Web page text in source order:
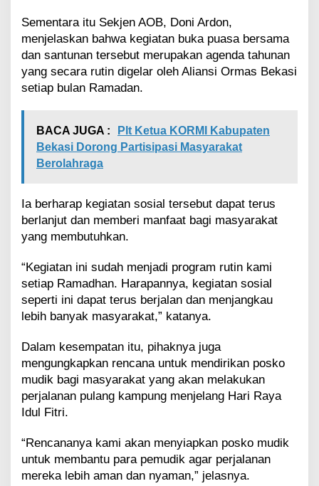
Sementara itu Sekjen AOB, Doni Ardon,
menjelaskan bahwa kegiatan buka puasa bersama
dan santunan tersebut merupakan agenda tahunan
yang secara rutin digelar oleh Aliansi Ormas Bekasi
setiap bulan Ramadan.
BACA JUGA :
Plt Ketua KORMI Kabupaten
Bekasi Dorong Partisipasi Masyarakat
Berolahraga
Ia berharap kegiatan sosial tersebut dapat terus
berlanjut dan memberi manfaat bagi masyarakat
yang membutuhkan.
“Kegiatan ini sudah menjadi program rutin kami
setiap Ramadhan. Harapannya, kegiatan sosial
seperti ini dapat terus berjalan dan menjangkau
lebih banyak masyarakat,” katanya.
Dalam kesempatan itu, pihaknya juga
mengungkapkan rencana untuk mendirikan posko
mudik bagi masyarakat yang akan melakukan
perjalanan pulang kampung menjelang Hari Raya
Idul Fitri.
“Rencananya kami akan menyiapkan posko mudik
untuk membantu para pemudik agar perjalanan
mereka lebih aman dan nyaman,” jelasnya.